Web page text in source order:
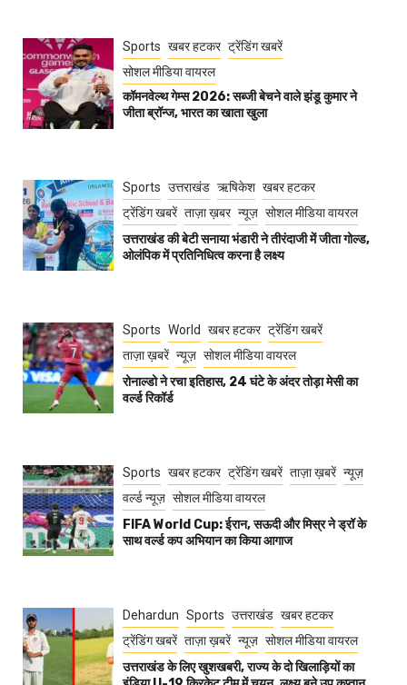
Sports खबर हटकर ट्रेंडिंग खबरें
सोशल मीडिया वायरल
कॉमनवेल्थ गेम्स 2026: सब्जी बेचने वाले झंडू कुमार ने
जीता ब्रॉन्ज, भारत का खाता खुला
Sports उत्तराखंड ऋषिकेश खबर हटकर
ट्रेंडिंग खबरें ताज़ा ख़बर न्यूज़ सोशल मीडिया वायरल
उत्तराखंड की बेटी सनाया भंडारी ने तीरंदाजी में जीता गोल्ड,
ओलंपिक में प्रतिनिधित्व करना है लक्ष्य
Sports World खबर हटकर ट्रेंडिंग खबरें
ताज़ा ख़बरें न्यूज़ सोशल मीडिया वायरल
रोनाल्डो ने रचा इतिहास, 24 घंटे के अंदर तोड़ा मेसी का
वर्ल्ड रिकॉर्ड
Sports खबर हटकर ट्रेंडिंग खबरें ताज़ा ख़बरें न्यूज़
वर्ल्ड न्यूज़ सोशल मीडिया वायरल
FIFA World Cup: ईरान, सऊदी और मिस्र ने ड्रॉ के
साथ वर्ल्ड कप अभियान का किया आगाज
Dehardun Sports उत्तराखंड खबर हटकर
ट्रेंडिंग खबरें ताज़ा ख़बरें न्यूज़ सोशल मीडिया वायरल
उत्तराखंड के लिए खुशखबरी, राज्य के दो खिलाड़ियों का